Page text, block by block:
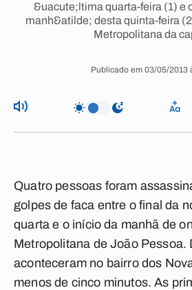
&uacute;ltima quarta-feira (1) e
manh&atilde; desta quinta-feira
Metropolitana da
Publicado em 03/05/2013
Quatro pessoas foram
golpes de faca entre o final da
quarta e o início da manhã de
Metropolitana de João Pessoa.
aconteceram no bairro dos
menos de cinco minutos. As